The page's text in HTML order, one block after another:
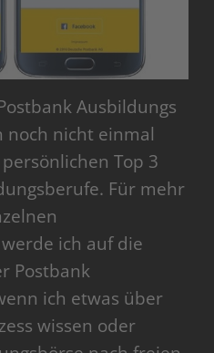
Ausbildungs
noch nicht einmal
Top 3
Für mehr
ich auf die
Postbank
ich etwas über
wissen oder